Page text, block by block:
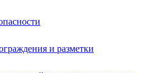
и разметки